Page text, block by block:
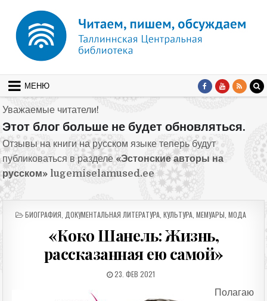
МЕНЮ
Уважаемые читатели!
Этот блог больше не будет обновляться.
Отзывы на книги на русском языке теперь будут
публиковаться в разделе «Эстонские авторы на
русском» lugemiselamused.ee
ОПУБЛИКОВАНО В
БИОГРАФИЯ ДОКУМЕНТАЛЬНАЯ ЛИТЕРАТУРА, КУЛЬТУРА, МЕМУАРЫ МОДА
«Коко Шанель: Жизнь,
рассказанная ею самой»
ДАТА ПУБЛИКАЦИИ:
23. ФЕВ 2021
Полагаю